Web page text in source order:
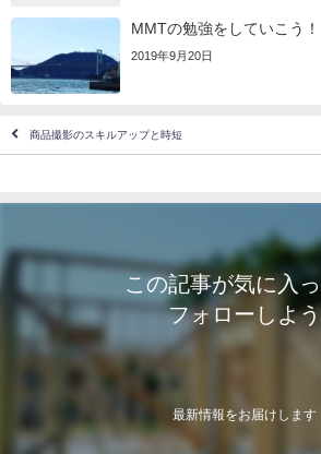
MMTの勉強をしていこう！
2019年9月20日
商品撮影のスキルアップと時短
この記事が気に入
フォローしよう
最新情報をお届けします